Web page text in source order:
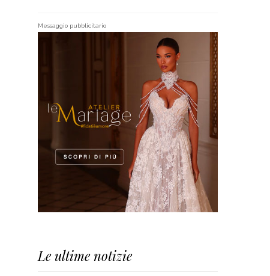
Messaggio pubblicitario
Le ultime notizie